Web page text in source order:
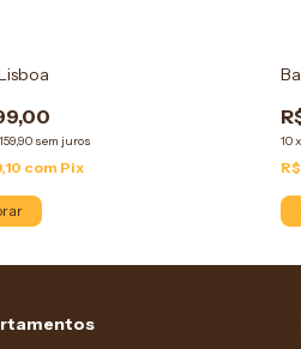
sem juros
com Pix
10x